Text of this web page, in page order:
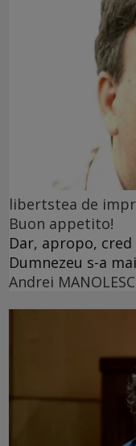
libertstea de
Buon appetito!
Dar, apropo,
Dumnezeu s-a
Andrei